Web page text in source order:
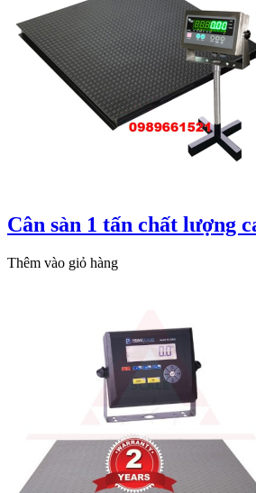
Cân sàn 1 tấn chất lượng
Thêm vào giỏ hàng